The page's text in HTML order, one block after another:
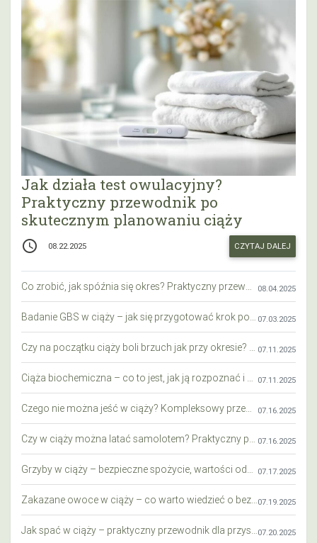
Jak działa test owulacyjny?
Praktyczny przewodnik po
skutecznym planowaniu ciąży
access_time 08.22.2025 CZYTAJ DALEJ
08.04.2025
07.03.2025
07.11.2025
07.11.2025
07.16.2025
07.16.2025
07.17.2025
07.19.2025
07.20.2025